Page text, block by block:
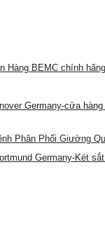
Hàng BEMC chính
Germany-cửa
Phân Phối Giường
Germany-Két